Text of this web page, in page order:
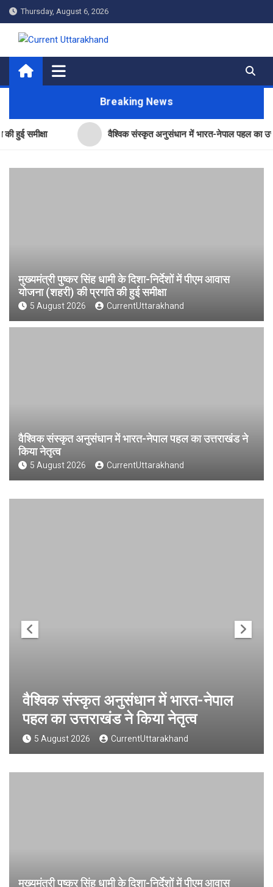
Skip
to
content
Thursday, August 6, 2026
Current Uttarakhand
Breaking News
वैश्विक संस्कृत अनुसंधान में भारत-नेपाल पहल का उत्तराखंड ने
मुख्यमंत्री पुष्कर सिंह धामी के दिशा-निर्देशों में पीएम आवास
योजना (शहरी) की प्रगति की हुई समीक्षा
5 August 2026 CurrentUttarakhand
वैश्विक संस्कृत अनुसंधान में भारत-नेपाल पहल का उत्तराखंड ने
किया नेतृत्व
5 August 2026 CurrentUttarakhand
वैश्विक संस्कृत अनुसंधान में भारत-नेपाल
पहल का उत्तराखंड ने किया नेतृत्व
5 August 2026 CurrentUttarakhand
मुख्यमंत्री पुष्कर सिंह धामी के दिशा-निर्देशों में पीएम आवास